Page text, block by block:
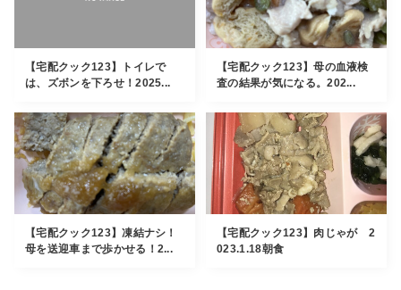
【宅配クック123】トイレで
は、ズボンを下ろせ！2025...
【宅配クック123】母の血液検
査の結果が気になる。202...
【宅配クック123】凍結ナシ！
母を送迎車まで歩かせる！2...
【宅配クック123】肉じゃが 2
023.1.18朝食